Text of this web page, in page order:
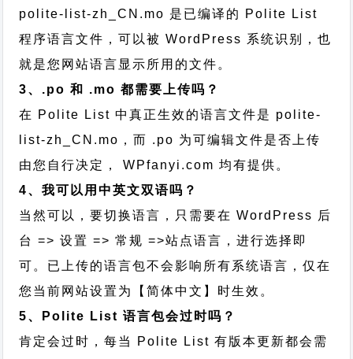
polite-list-zh_CN.mo 是已编译的 Polite List
程序语言文件，可以被 WordPress 系统识别，也
就是您网站语言显示所用的文件。
3、.po 和 .mo 都需要上传吗？
在 Polite List 中真正生效的语言文件是 polite-
list-zh_CN.mo，而 .po 为可编辑文件是否上传
由您自行决定， WPfanyi.com 均有提供。
4、我可以用中英文双语吗？
当然可以，要切换语言，只需要在 WordPress 后
台 => 设置 => 常规 =>站点语言，进行选择即
可。已上传的语言包不会影响所有系统语言，仅在
您当前网站设置为【简体中文】时生效。
5、Polite List 语言包会过时吗？
肯定会过时，每当 Polite List 有版本更新都会需